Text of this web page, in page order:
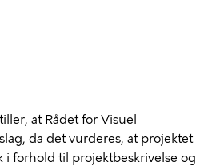
at Rådet for Visuel
da det vurderes, at projektet
i forhold til projektbeskrivelse og